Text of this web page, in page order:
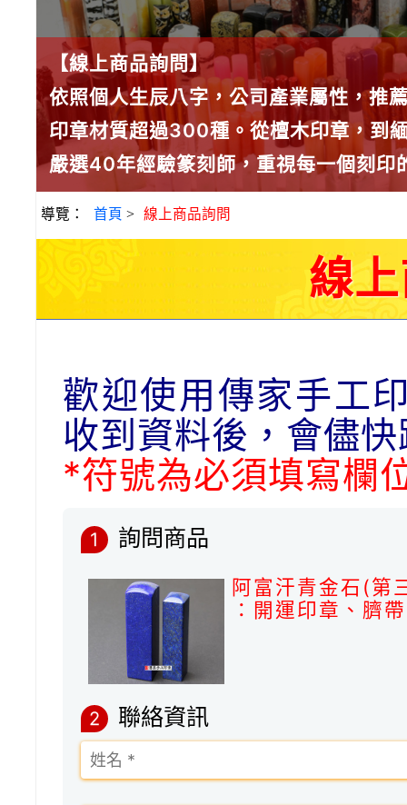
【線上商品詢問】
依照個人生辰八字，公司產業屬性，推
印章材質超過300種。從檀木印章，到
嚴選40年經驗篆刻師，重視每一個刻印
導覽： 首頁 > 線上商品詢問
線
歡迎使用傳家手工
收到資料後，會儘
*符號為必須填寫欄
1 詢問商品
阿富汗青金石(第
：開運印章、臍
2 聯絡資訊